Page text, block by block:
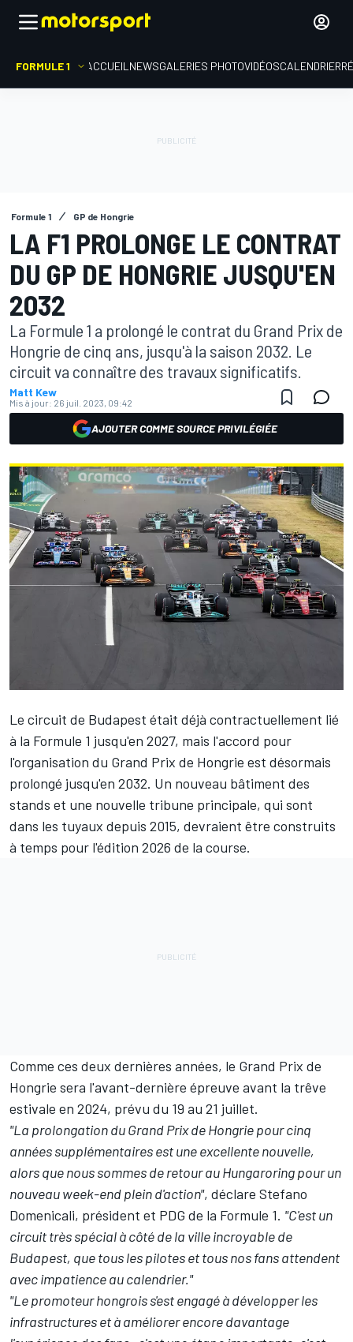
FORMULE 1 ACCUEIL NEWSGALERIES PHOTOVIDÉOSCALENDRIER
Formule 1 GP de Hongrie
LA F1 PROLONGE LE CONTRAT
DU GP DE HONGRIE JUSQU'EN
2032
La Formule 1 a prolongé le contrat du Grand Prix de
Hongrie de cinq ans, jusqu'à la saison 2032. Le
circuit va connaître des travaux significatifs.
Matt Kew
Mis à jour: 26 juil. 2023, 09:42
AJOUTER COMME SOURCE PRIVILÉGIÉE
Le circuit de Budapest était déjà contractuellement lié
à la Formule 1 jusqu'en 2027, mais l'accord pour
l'organisation du Grand Prix de Hongrie est désormais
prolongé jusqu'en 2032. Un nouveau bâtiment des
stands et une nouvelle tribune principale, qui sont
dans les tuyaux depuis 2015, devraient être construits
à temps pour l'édition 2026 de la course.
Comme ces deux dernières années, le Grand Prix de
Hongrie sera l'avant-dernière épreuve avant la trêve
estivale en 2024, prévu du 19 au 21 juillet.
"La prolongation du Grand Prix de Hongrie pour cinq
années supplémentaires est une excellente nouvelle,
alors que nous sommes de retour au Hungaroring pour un
nouveau week-end plein d'action", déclare Stefano
Domenicali, président et PDG de la Formule 1. "C'est un
circuit très spécial à côté de la ville incroyable de
Budapest, que tous les pilotes et tous nos fans attendent
avec impatience au calendrier."
"Le promoteur hongrois s'est engagé à développer les
infrastructures et à améliorer encore davantage